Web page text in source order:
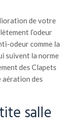
de votre
l’odeur
odeur comme la
suivent la norme
des Clapets
aération des
salle